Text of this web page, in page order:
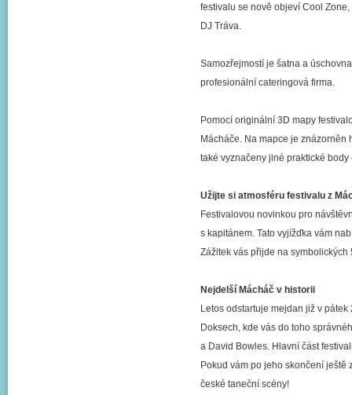
festivalu se nově objeví Cool
DJ Tráva.
Samozřejmostí je šatna a
profesionální cateringová firma.
Pomocí originální 3D mapy
Mácháče. Na mapce je
také vyznačeny jiné praktické
Užijte si atmosféru festivalu z
Festivalovou novinkou pro
s kapitánem. Tato vyjížďka vám
Zážitek vás přijde na
Nejdelší Mácháč v historii
Letos odstartuje mejdan již v
Doksech, kde vás do toho
a David Bowles. Hlavní část
Pokud vám po jeho skončení
české taneční scény!